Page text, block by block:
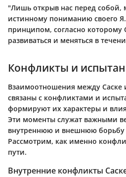
"Лишь открыв нас перед
истинному пониманию своего
принципом, согласно которому
развиваться и меняться в
Конфликты и
Взаимоотношения между Саске
связаны с конфликтами и
формируют их характеры и
Эти моменты служат важными
внутреннюю и внешнюю борьбу
Рассмотрим, как именно
пути.
Внутренние конфликты